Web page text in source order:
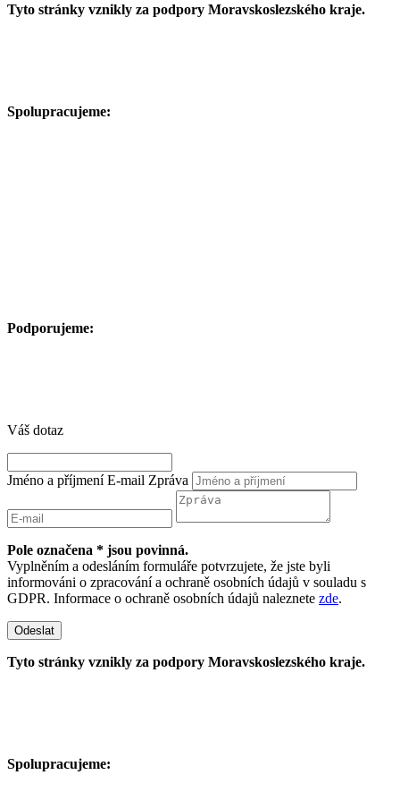
Tyto stránky vznikly za podpory Moravskoslezského kraje.
Spolupracujeme:
Podporujeme:
Váš dotaz
Jméno a příjmení E-mail Zpráva
Pole označena * jsou povinná.
Vyplněním a odesláním formuláře potvrzujete, že jste byli
informováni o zpracování a ochraně osobních údajů v souladu s
GDPR. Informace o ochraně osobních údajů naleznete zde.
Odeslat
Tyto stránky vznikly za podpory Moravskoslezského kraje.
Spolupracujeme: